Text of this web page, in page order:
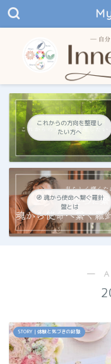
これからの方向を整理し
たい方へ
🧭 魂から使命へ繋ぐ羅針
盤とは
―
STORY｜体験と気づきの記録